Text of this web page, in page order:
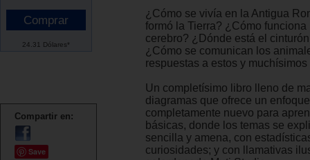
24.31 Dólares*
Compartir en:
Save
¿Cómo se vivía en la Antigua
formó la Tierra? ¿Cómo funciona
cerebro? ¿Dónde está el
¿Cómo se comunican los
respuestas a estos y muchísimos
Un completísimo libro lleno de
diagramas que ofrece un
completamente nuevo para
básicas, donde los temas se
sencilla y amena, con
curiosidades; y con llamativas